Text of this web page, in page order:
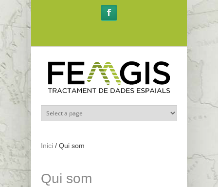
Vés al contingut
Inici / Qui som
Qui som